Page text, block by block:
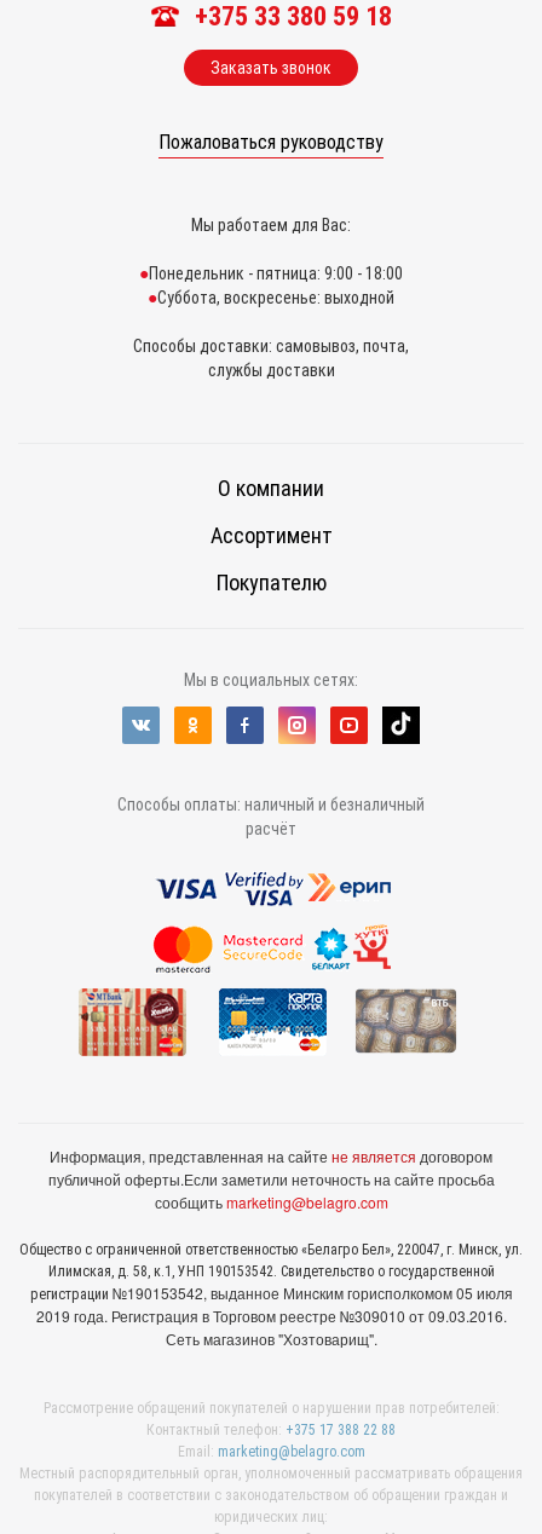
+375 33 380 59 18
Заказать звонок
Пожаловаться руководству
Мы работаем для Вас:
Понедельник - пятница: 9:00 - 18:00
Суббота, воскресенье: выходной
Способы доставки: самовывоз, почта,
службы доставки
О компании
Ассортимент
Покупателю
Мы в социальных сетях:
Способы оплаты: наличный и безналичный
расчёт
Информация, представленная на сайте не является договором
публичной оферты.Если заметили неточность на сайте просьба
сообщитьmarketing@belagro.com
Общество с ограниченной ответственностью «Белагро Бел», 220047, г. Минск, ул.
Илимская, д. 58, к.1, УНП 190153542. Свидетельство о государственной
регистрации №190153542, выданное Минcким горисполкомом 05 июля
2019 года. Регистрация в Торговом реестре №309010 от 09.03.2016.
Сеть магазинов "Хозтоварищ".
Рассмотрение обращений покупателей о нарушении прав потребителей:
Контактный телефон: +375 17 388 22 88
Email: marketing@belagro.com
Местный распорядительный орган, уполномоченный рассматривать обращения
покупателей в соответствии с законодательством об обращении граждан и
юридических лиц: